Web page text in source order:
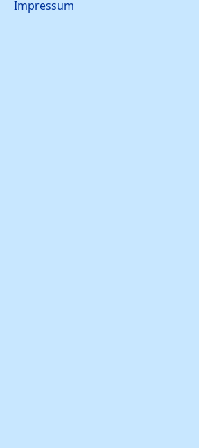
Impressum